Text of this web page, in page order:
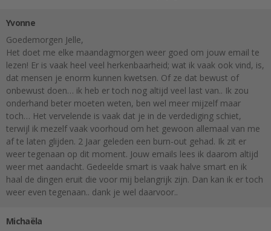
Yvonne
Goedemorgen Jelle,
Het doet me elke maandagmorgen weer goed om jouw email te
lezen! Er is vaak heel veel herkenbaarheid; wat ik vaak ook vind, is,
dat mensen je enorm kunnen kwetsen. Of ze dat bewust of
onbewust doen… ik heb er toch nog altijd veel last van.. Ik zou
onderhand beter moeten weten, ben wel meer mijzelf maar
toch… Het vervelende is vaak dat je in de verdediging schiet,
terwijl ik mezelf vaak voorhoud om het gewoon allemaal van me
af te laten glijden. 2 Jaar geleden een burn-out gehad. Ik zit er
weer tegenaan op dit moment. Jouw emails lees ik daarom altijd
weer met aandacht. Gedeelde smart is vaak halve smart en ik
haal de dingen eruit die voor mij belangrijk zijn. Dan kan ik er toch
weer even tegenaan.. dank je wel daarvoor..
Michaëla